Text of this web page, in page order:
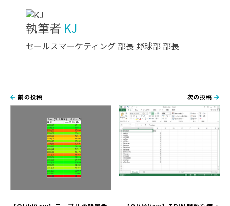
執筆者 KJ
セールスマーケティング 部長 野球部 部長
前の投稿 次の投稿